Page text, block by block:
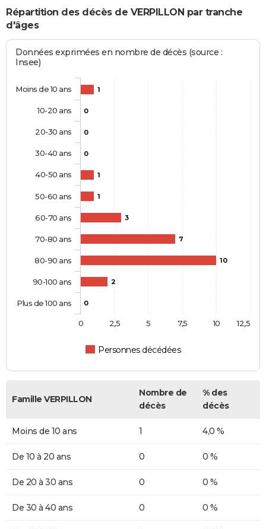
Répartition des décès de VERPILLON par tranche
d'âges
Données exprimées en nombre de décès (source :
Insee)
1
0
0
0
1
1
3
7
10
2
0
Personnes décédées
Moins de 10 ans
10-20 ans
20-30 ans
30-40 ans
40-50 ans
50-60 ans
60-70 ans
70-80 ans
80-90 ans
90-100 ans
Plus de 100 ans
0 10
2,5 5 7,5 12,5
Famille VERPILLON
Nombre de
décès
% des
décès
Moins de 10 ans 1 4,0 %
De 10 à 20 ans 0 0 %
De 20 à 30 ans 0 0 %
De 30 à 40 ans 0 0 %